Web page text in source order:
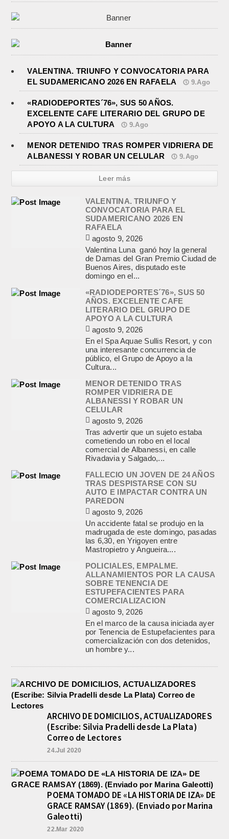
VALENTINA. TRIUNFO Y CONVOCATORIA PARA
EL SUDAMERICANO 2026 EN RAFAELA
9.Ago
«RADIODEPORTES´76», SUS 50 AÑOS.
EXCELENTE CAFE LITERARIO DEL GRUPO DE
APOYO A LA CULTURA
9.Ago
MENOR DETENIDO TRAS ROMPER VIDRIERA DE
ALBANESSI Y ROBAR UN CELULAR
9.Ago
Leer más
VALENTINA. TRIUNFO Y
CONVOCATORIA PARA EL
SUDAMERICANO 2026 EN
RAFAELA
agosto 9, 2026
Valentina Luna ganó hoy la general
de Damas del Gran Premio Ciudad de
Buenos Aires, disputado este
domingo en el...
«RADIODEPORTES´76», SUS 50
AÑOS. EXCELENTE CAFE
LITERARIO DEL GRUPO DE
APOYO A LA CULTURA
agosto 9, 2026
En el Spa Aquae Sullis Resort, y con
una interesante concurrencia de
público, el Grupo de Apoyo a la
Cultura...
MENOR DETENIDO TRAS
ROMPER VIDRIERA DE
ALBANESSI Y ROBAR UN
CELULAR
agosto 9, 2026
Tras advertir que un sujeto estaba
cometiendo un robo en el local
comercial de Albanessi, en calle
Rivadavia y Salgado,...
FALLECIO UN JOVEN DE 24 AÑOS
TRAS DESPISTARSE CON SU
AUTO E IMPACTAR CONTRA UN
PAREDON
agosto 9, 2026
Un accidente fatal se produjo en la
madrugada de este domingo, pasadas
las 6,30, en Yrigoyen entre
Mastropietro y Angueira....
POLICIALES, EMPALME.
ALLANAMIENTOS POR LA CAUSA
SOBRE TENENCIA DE
ESTUPEFACIENTES PARA
COMERCIALIZACION
agosto 9, 2026
En el marco de la causa iniciada ayer
por Tenencia de Estupefacientes para
comercialización con dos detenidos,
un hombre y...
ARCHIVO DE DOMICILIOS, ACTUALIZADORES
(Escribe: Silvia Pradelli desde La Plata)
Correo de Lectores
24.Jul 2020
POEMA TOMADO DE «LA HISTORIA DE IZA» DE
GRACE RAMSAY (1869). (Enviado por Marina
Galeotti)
22.Mar 2020